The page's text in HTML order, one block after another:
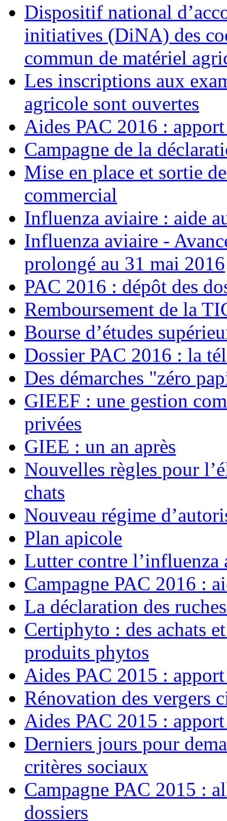
Dispositif national
initiatives (DiNA) des
commun de matériel
Les inscriptions aux
agricole sont ouvertes
Aides PAC 2016 :
Campagne de la
Mise en place et sortie
commercial
Influenza aviaire : aide
Influenza aviaire -
prolongé au 31 mai 2016
PAC 2016 : dépôt des
Remboursement de la
Bourse d’études
Dossier PAC 2016 : la
Des démarches "zéro
GIEEF : une gestion
privées
GIEE : un an après
Nouvelles règles pour
chats
Nouveau régime
Plan apicole
Lutter contre l’influenza
Campagne PAC 2016 :
La déclaration des
Certiphyto : des achats
produits phytos
Aides PAC 2015 :
Rénovation des vergers
Aides PAC 2015 :
Derniers jours pour
critères sociaux
Campagne PAC 2015 :
dossiers